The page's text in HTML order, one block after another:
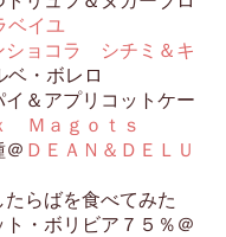
イユ
ショコラ シチミ＆キ
ベ・ボレロ
イ＆アプリコットケー
Ｍａｇｏｔｓ
＠ ＤＥＡＮ＆ＤＥＬＵ
たらばを食べてみた
ト・ボリビア７５％＠